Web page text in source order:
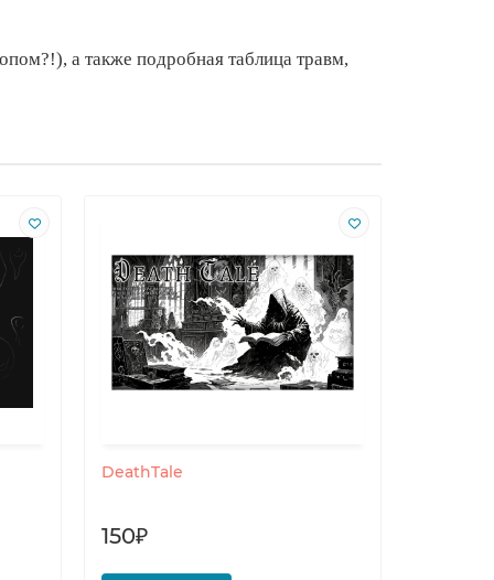
а также подробная таблица травм,
DeathTale
150₽